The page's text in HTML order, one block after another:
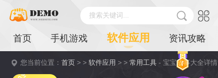
搜索关键词...
首页 手机游戏 软件应用 资讯攻略
您当前位置：首页 > >软件应用 > >常用工具 - 宝宝故事大全详情